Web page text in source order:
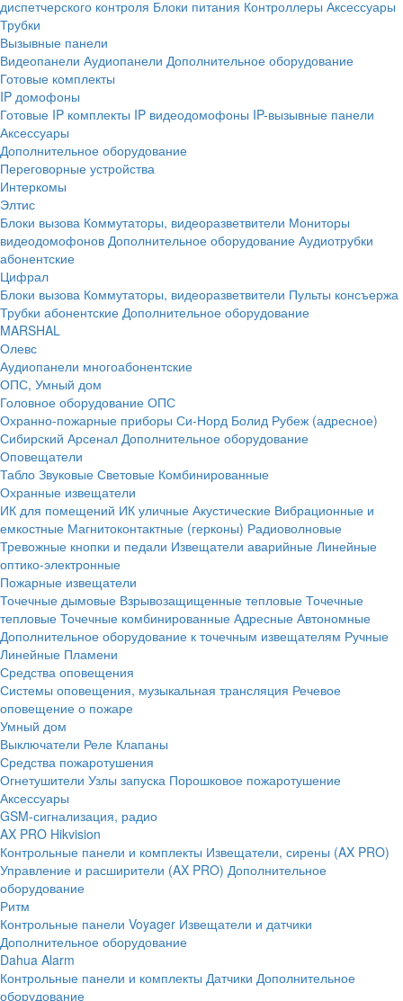
диспетчерского контроля Блоки питания Контроллеры Аксессуары
Трубки
Вызывные панели
Видеопанели Аудиопанели Дополнительное оборудование
Готовые комплекты
IP домофоны
Готовые IP комплекты IP видеодомофоны IP-вызывные панели
Аксессуары
Дополнительное оборудование
Переговорные устройства
Интеркомы
Элтис
Блоки вызова Коммутаторы, видеоразветвители Мониторы
видеодомофонов Дополнительное оборудование Аудиотрубки
абонентские
Цифрал
Блоки вызова Коммутаторы, видеоразветвители Пульты консъержа
Трубки абонентские Дополнительное оборудование
MARSHAL
Олевс
Аудиопанели многоабонентские
ОПС, Умный дом
Головное оборудование ОПС
Охранно-пожарные приборы Си-Норд Болид Рубеж (адресное)
Сибирский Арсенал Дополнительное оборудование
Оповещатели
Табло Звуковые Световые Комбинированные
Охранные извещатели
ИК для помещений ИК уличные Акустические Вибрационные и
емкостные Магнитоконтактные (герконы) Радиоволновые
Тревожные кнопки и педали Извещатели аварийные Линейные
оптико-электронные
Пожарные извещатели
Точечные дымовые Взрывозащищенные тепловые Точечные
тепловые Точечные комбинированные Адресные Автономные
Дополнительное оборудование к точечным извещателям Ручные
Линейные Пламени
Средства оповещения
Системы оповещения, музыкальная трансляция Речевое
оповещение о пожаре
Умный дом
Выключатели Реле Клапаны
Средства пожаротушения
Огнетушители Узлы запуска Порошковое пожаротушение
Аксессуары
GSM-сигнализация, радио
AX PRO Hikvision
Контрольные панели и комплекты Извещатели, сирены (AX PRO)
Управление и расширители (AX PRO) Дополнительное
оборудование
Ритм
Контрольные панели Voyager Извещатели и датчики
Дополнительное оборудование
Dahua Alarm
Контрольные панели и комплекты Датчики Дополнительное
оборудование